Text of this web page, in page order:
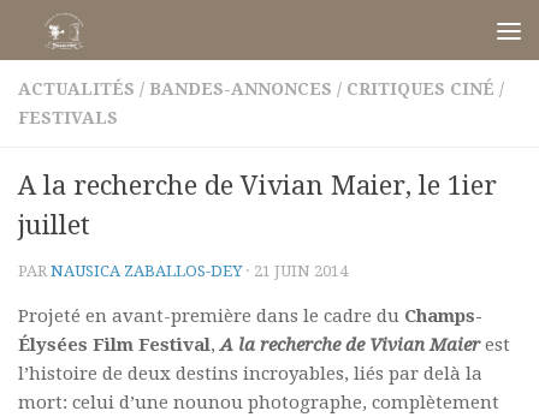
Skip to content
ACTUALITÉS / BANDES-ANNONCES / CRITIQUES CINÉ /
FESTIVALS
A la recherche de Vivian Maier, le 1ier
juillet
PAR NAUSICA ZABALLOS-DEY · 21 JUIN 2014
Projeté en avant-première dans le cadre du Champs-
Élysées Film Festival,A la recherche de Vivian Maierest
l’histoire de deux destins incroyables, liés par delà la
mort: celui d’une nounou photographe, complètement